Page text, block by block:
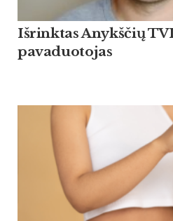
Išrinktas Anykščių
pavaduotojas